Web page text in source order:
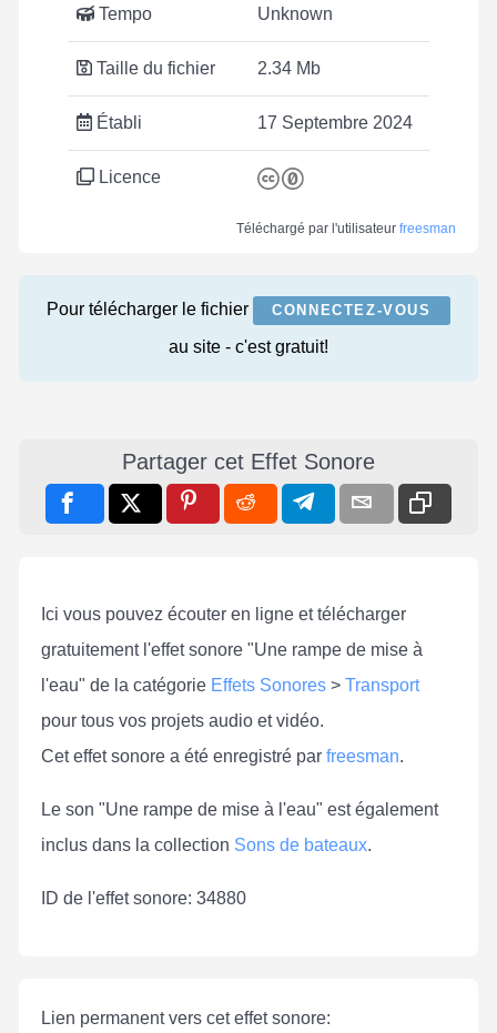
Tempo Unknown
Taille du fichier 2.34 Mb
Établi 17 Septembre 2024
Licence
Téléchargé par l'utilisateur freesman
Pour télécharger le fichier CONNECTEZ-VOUS
au site - c'est gratuit!
Partager cet Effet Sonore
Ici vous pouvez écouter en ligne et télécharger
gratuitement l'effet sonore "Une rampe de mise à
l'eau" de la catégorie Effets Sonores > Transport
pour tous vos projets audio et vidéo.
Cet effet sonore a été enregistré par freesman.
Le son "Une rampe de mise à l'eau" est également
inclus dans la collection Sons de bateaux.
ID de l'effet sonore: 34880
Lien permanent vers cet effet sonore: